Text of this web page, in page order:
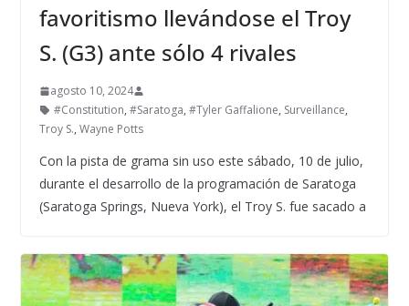
favoritismo llevándose el Troy
S. (G3) ante sólo 4 rivales
agosto 10, 2024
#Constitution, #Saratoga, #Tyler Gaffalione, Surveillance,
Troy S., Wayne Potts
Con la pista de grama sin uso este sábado, 10 de julio,
durante el desarrollo de la programación de Saratoga
(Saratoga Springs, Nueva York), el Troy S. fue sacado a